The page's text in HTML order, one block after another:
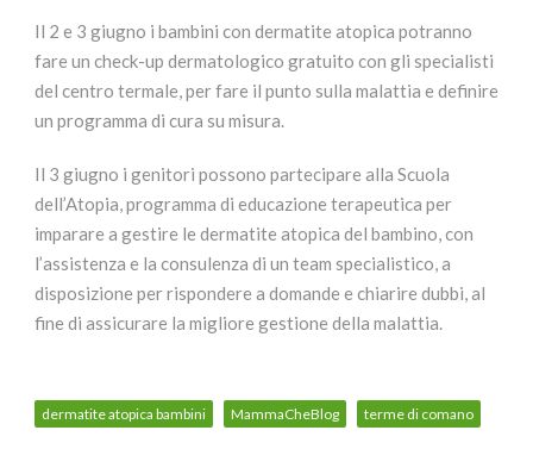
Il 2 e 3 giugno i bambini con dermatite atopica potranno
fare un check-up dermatologico gratuito con gli specialisti
del centro termale, per fare il punto sulla malattia e definire
un programma di cura su misura.
Il 3 giugno i genitori possono partecipare alla Scuola
dell’Atopia, programma di educazione terapeutica per
imparare a gestire le dermatite atopica del bambino, con
l’assistenza e la consulenza di un team specialistico, a
disposizione per rispondere a domande e chiarire dubbi, al
fine di assicurare la migliore gestione della malattia.
dermatite atopica bambini MammaCheBlog terme di comano